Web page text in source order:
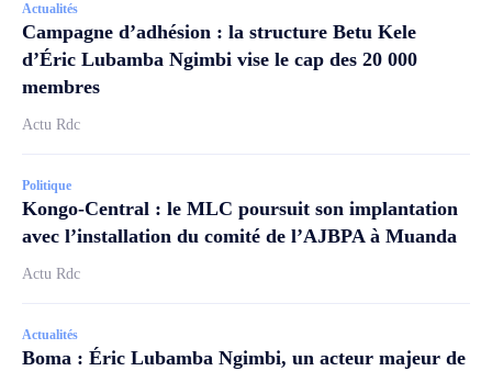
Actualités
Campagne d’adhésion : la structure Betu Kele
d’Éric Lubamba Ngimbi vise le cap des 20 000
membres
Actu Rdc
Politique
Kongo-Central : le MLC poursuit son implantation
avec l’installation du comité de l’AJBPA à Muanda
Actu Rdc
Actualités
Boma : Éric Lubamba Ngimbi, un acteur majeur de